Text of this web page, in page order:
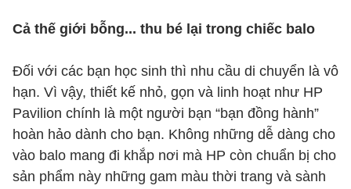
Cả thế giới bỗng... thu bé lại trong chiếc balo
Đối với các bạn học sinh thì nhu cầu di chuyển là vô
hạn. Vì vậy, thiết kế nhỏ, gọn và linh hoạt như HP
Pavilion chính là một người bạn “bạn đồng hành”
hoàn hảo dành cho bạn. Không những dễ dàng cho
vào balo mang đi khắp nơi mà HP còn chuẩn bị cho
sản phẩm này những gam màu thời trang và sành